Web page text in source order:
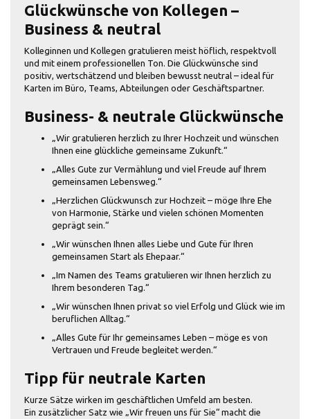
Glückwünsche von Kollegen –
Business & neutral
Kolleginnen und Kollegen gratulieren meist höflich, respektvoll
und mit einem professionellen Ton. Die Glückwünsche sind
positiv, wertschätzend und bleiben bewusst neutral – ideal für
Karten im Büro, Teams, Abteilungen oder Geschäftspartner.
Business- & neutrale Glückwünsche
„Wir gratulieren herzlich zu Ihrer Hochzeit und wünschen
Ihnen eine glückliche gemeinsame Zukunft.“
„Alles Gute zur Vermählung und viel Freude auf Ihrem
gemeinsamen Lebensweg.“
„Herzlichen Glückwunsch zur Hochzeit – möge Ihre Ehe
von Harmonie, Stärke und vielen schönen Momenten
geprägt sein.“
„Wir wünschen Ihnen alles Liebe und Gute für Ihren
gemeinsamen Start als Ehepaar.“
„Im Namen des Teams gratulieren wir Ihnen herzlich zu
Ihrem besonderen Tag.“
„Wir wünschen Ihnen privat so viel Erfolg und Glück wie im
beruflichen Alltag.“
„Alles Gute für Ihr gemeinsames Leben – möge es von
Vertrauen und Freude begleitet werden.“
Tipp für neutrale Karten
Kurze Sätze wirken im geschäftlichen Umfeld am besten.
Ein zusätzlicher Satz wie „Wir freuen uns für Sie“ macht die